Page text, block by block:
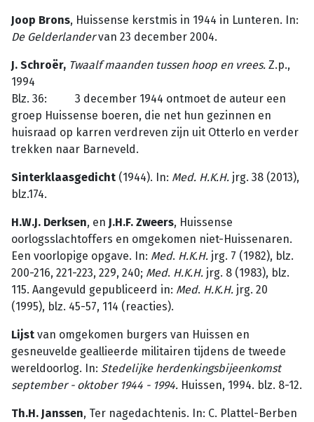
Joop Brons, Huissense kerstmis in 1944 in Lunteren. In:
De Gelderlandervan 23 december 2004.
J. Schroër, Twaalf maanden tussen hoop en vrees. Z.p.,
1994
Blz. 36: 3 december 1944 ontmoet de auteur een
groep Huissense boeren, die net hun gezinnen en
huisraad op karren verdreven zijn uit Otterlo en verder
trekken naar Barneveld.
Sinterklaasgedicht (1944). In: Med. H.K.H. jrg. 38 (2013),
blz.174.
H.W.J. Derksen, en J.H.F. Zweers, Huissense
oorlogsslachtoffers en omgekomen niet-Huissenaren.
Een voorlopige opgave. In: Med. H.K.H. jrg. 7 (1982), blz.
200-216, 221-223, 229, 240; Med. H.K.H. jrg. 8 (1983), blz.
115. Aangevuld gepubliceerd in: Med. H.K.H. jrg. 20
(1995), blz. 45-57, 114 (reacties).
Lijst van omgekomen burgers van Huissen en
gesneuvelde geallieerde militairen tijdens de tweede
wereldoorlog. In: Stedelijke herdenkingsbijeen­komst
september - oktober 1944 - 1994. Huissen, 1994. blz. 8-12.
Th.H. Janssen, Ter nagedachtenis. In: C. Plattel-Berben